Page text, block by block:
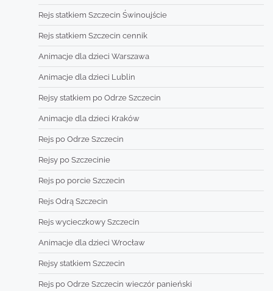
Rejs statkiem Szczecin Świnoujście
Rejs statkiem Szczecin cennik
Animacje dla dzieci Warszawa
Animacje dla dzieci Lublin
Rejsy statkiem po Odrze Szczecin
Animacje dla dzieci Kraków
Rejs po Odrze Szczecin
Rejsy po Szczecinie
Rejs po porcie Szczecin
Rejs Odrą Szczecin
Rejs wycieczkowy Szczecin
Animacje dla dzieci Wrocław
Rejsy statkiem Szczecin
Rejs po Odrze Szczecin wieczór panieński